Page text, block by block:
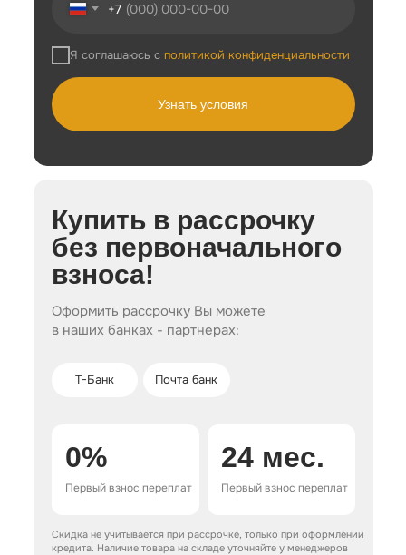
активных физических нагрузок.
жировых клеток) из-за повреждения клеток
адипоцитов во время массажа.
Нормализация работы потовых и сальных желез в
отеки на лице, теле;
неэстетичный силуэт.
Купить в рассрочку
без первоначального
взноса!
Скидка не учитывается при рассрочке, только при оформлении
кредита. Наличие товара на складе уточняйте у менеджеров
Оформить рассрочку Вы можете
в наших банках - партнерах:
+7
Я соглашаюсь с политикой конфиденциальности
Узнать условия
Почта банк
Т-Банк
24 мес.
0%
Первый взнос переплат
Первый взнос переплат